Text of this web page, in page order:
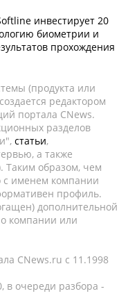
инвестирует 20
биометрии и
прохождения
(продукта или
редактором
портала CNews.
разделов
статьи,
а также
Таким образом, чем
с именем компании
профиль.
дополнительной
компании или
CNews.ru c 11.1998
в очереди разбора -